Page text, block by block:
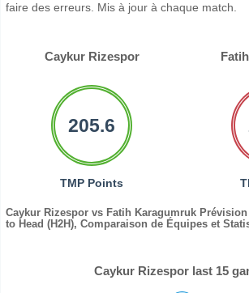
faire des erreurs. Mis à jour à chaque match.
Caykur Rizespor
205.6
TMP Points
Caykur Rizespor vs Fatih Karagumruk
to Head (H2H), Comparaison de Équipes et
Caykur Rizespor last 15